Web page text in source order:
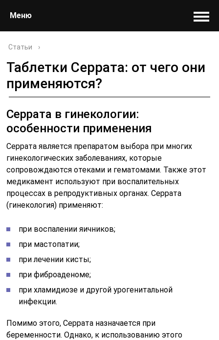
Меню
Статьи ›
Таблетки Серрата: от чего они
применяются?
Серрата в гинекологии:
особенности применения
Серрата является препаратом выбора при многих
гинекологических заболеваниях, которые
сопровождаются отеками и гематомами. Также этот
медикамент используют при воспалительных
процессах в репродуктивных органах. Серрата
(гинекология) применяют:
при воспалении яичников;
при мастопатии;
при лечении кисты;
при фиброаденоме;
при хламидиозе и другой урогенитальной
инфекции.
Помимо этого, Серрата назначается при
беременности. Однако, к использованию этого